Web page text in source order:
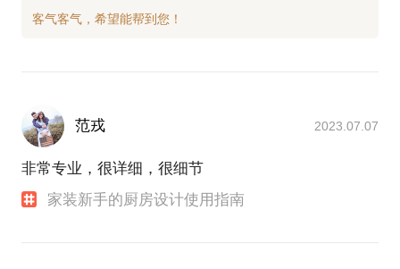
范戎 2023.07.07
非常专业，很详细，很细节
家装新手的厨房设计使用指南